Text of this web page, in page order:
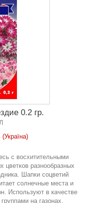
0.2 гр.
с восхитительными
цветков разнообразных
Шапки соцветий
солнечные места и
Используют в качестве
на газонах,